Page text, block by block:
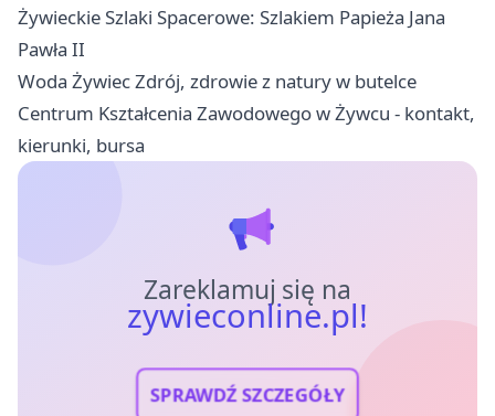
Żywieckie Szlaki Spacerowe: Szlakiem Papieża Jana
Pawła II
Woda Żywiec Zdrój, zdrowie z natury w butelce
Centrum Kształcenia Zawodowego w Żywcu - kontakt,
kierunki, bursa
Zareklamuj się na
zywieconline.pl!
SPRAWDŹ SZCZEGÓŁY